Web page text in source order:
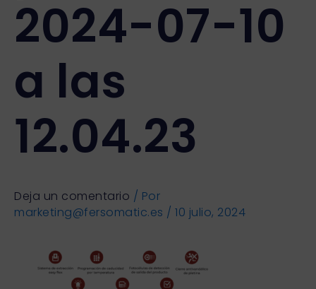
2024-07-10
a las
12.04.23
Deja un comentario / Por
marketing@fersomatic.es / 10 julio, 2024